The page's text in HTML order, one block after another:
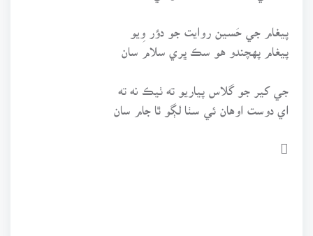
پيغام جي حَسين روايت جو دؤر وِيو
پيغام پهچندو هو سڪ ڀري سلام سان
جي کير جو گلاس پياريو ته ٺيڪ نه ته
اي دوست اوهان ئي سٺا لڳو ٿا جام سان
